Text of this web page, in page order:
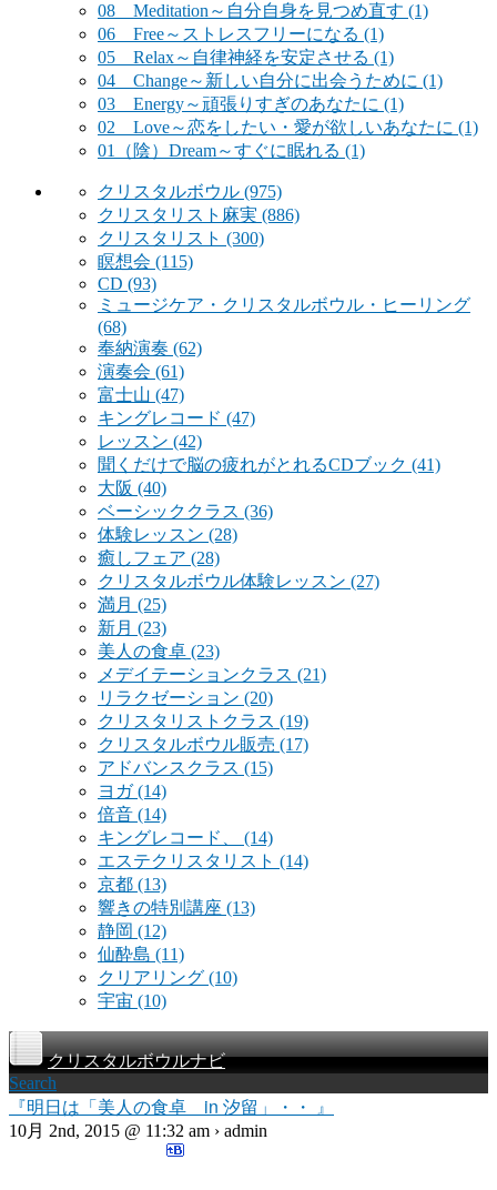
08 Meditation～自分自身を見つめ直す (1)
06 Free～ストレスフリーになる (1)
05 Relax～自律神経を安定させる (1)
04 Change～新しい自分に出会うために (1)
03 Energy～頑張りすぎのあなたに (1)
02 Love～恋をしたい・愛が欲しいあなたに (1)
01（陰）Dream～すぐに眠れる (1)
クリスタルボウル (975)
クリスタリスト麻実 (886)
クリスタリスト (300)
瞑想会 (115)
CD (93)
ミュージケア・クリスタルボウル・ヒーリング
(68)
奉納演奏 (62)
演奏会 (61)
富士山 (47)
キングレコード (47)
レッスン (42)
聞くだけで脳の疲れがとれるCDブック (41)
大阪 (40)
ベーシッククラス (36)
体験レッスン (28)
癒しフェア (28)
クリスタルボウル体験レッスン (27)
満月 (25)
新月 (23)
美人の食卓 (23)
メデイテーションクラス (21)
リラクゼーション (20)
クリスタリストクラス (19)
クリスタルボウル販売 (17)
アドバンスクラス (15)
ヨガ(14)
倍音 (14)
キングレコード、 (14)
エステクリスタリスト (14)
京都 (13)
響きの特別講座 (13)
静岡 (12)
仙酔島 (11)
クリアリング (10)
宇宙 (10)
クリスタルボウルナビ
Search
『明日は「美人の食卓 in 汐留」・・ 』
10月 2nd, 2015 @ 11:32 am › admin